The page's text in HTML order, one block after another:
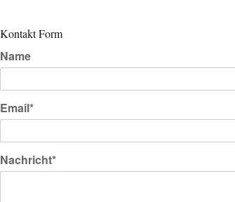
Kontakt Form
Name
Email*
Nachricht*